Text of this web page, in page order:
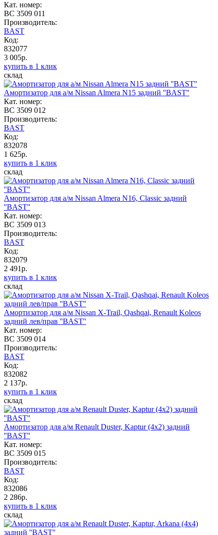
Кат. номер:
BC 3509 011
Производитель:
BAST
Код:
832077
3 005р.
купить в 1 клик
склад
Амортизатор для а/м Nissan Almera N15 задний ''BAST''
Кат. номер:
BC 3509 012
Производитель:
BAST
Код:
832078
1 625р.
купить в 1 клик
склад
Амортизатор для а/м Nissan Almera N16, Classic задний
''BAST''
Кат. номер:
BC 3509 013
Производитель:
BAST
Код:
832079
2 491р.
купить в 1 клик
склад
Амортизатор для а/м Nissan X-Trail, Qashqai, Renault Koleos
задний лев/прав ''BAST''
Кат. номер:
BC 3509 014
Производитель:
BAST
Код:
832082
2 137р.
купить в 1 клик
склад
Амортизатор для а/м Renault Duster, Kaptur (4x2) задний
''BAST''
Кат. номер:
BC 3509 015
Производитель:
BAST
Код:
832086
2 286р.
купить в 1 клик
склад